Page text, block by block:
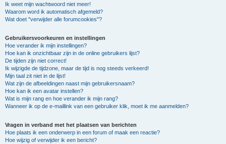
Ik weet mijn wachtwoord niet meer!
Waarom word ik automatisch afgemeld?
Wat doet "verwijder alle forumcookies"?
Gebruikersvoorkeuren en instellingen
Hoe verander ik mijn instellingen?
Hoe kan ik onzichtbaar zijn in de online gebruikers lijst?
De tijden zijn niet correct!
Ik wijzigde de tijdzone, maar de tijd is nog steeds verkeerd!
Mijn taal zit niet in de lijst!
Wat zijn de afbeeldingen naast mijn gebruikersnaam?
Hoe kan ik een avatar instellen?
Wat is mijn rang en hoe verander ik mijn rang?
Wanneer ik op de e-maillink van een gebruiker klik, moet ik me aanmelden?
Vragen in verband met het plaatsen van berichten
Hoe plaats ik een onderwerp in een forum of maak een reactie?
Hoe wijzig of verwijder ik een bericht?